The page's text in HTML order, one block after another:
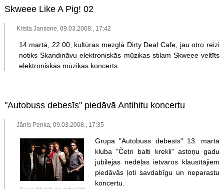
Skweee Like A Pig! 02
Krista Jansone, 09.03.2008., 17:42
14.martā, 22:00, kultūras mezglā Dirty Deal Cafe, jau otro reizi
notiks Skandināvu elektroniskās mūzikas stilam Skweee veltīts
elektroniskās mūzikas koncerts.
"Autobuss debesīs" piedāvā Antihitu koncertu
Jānis Penka, 09.03.2008., 17:35
Grupa "Autobuss debesīs" 13. martā
kluba "Četri balti krekli" astoņu gadu
jubilejas nedēļas ietvaros klausītājiem
piedāvās ļoti savdabīgu un neparastu
koncertu.